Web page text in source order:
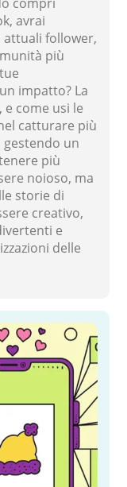
avrai
follower,
più
impatto? La
come usi le
catturare più
gestendo un
più
noioso, ma
storie di
creativo,
e
delle